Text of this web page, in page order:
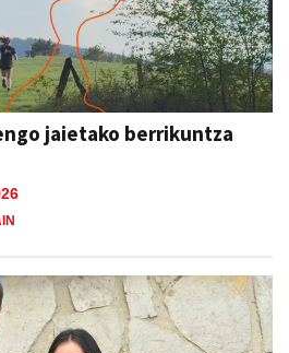
jaietako berrikuntza